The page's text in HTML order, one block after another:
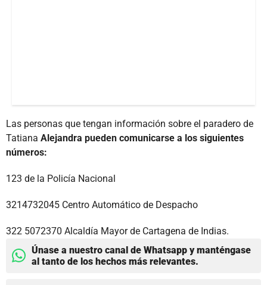
Las personas que tengan información sobre el paradero de
Tatiana Alejandra pueden comunicarse a los siguientes
números:
123 de la Policía Nacional
3214732045 Centro Automático de Despacho
322 5072370 Alcaldía Mayor de Cartagena de Indias.
Únase a nuestro canal de Whatsapp y manténgase
al tanto de los hechos más relevantes.